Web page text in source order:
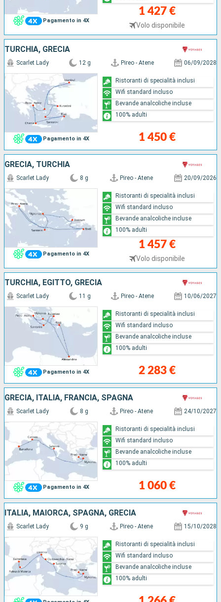
Pagamento in 4X
1 427 €
Volo disponibile
TURCHIA, GRECIA
Pagamento in 4X
Scarlet Lady 12 g Pireo - Atene 06/09/2028
1 450 €
Ristoranti di specialità inclusi
Wifi standard incluso
Bevande analcoliche incluse
100% adulti
GRECIA, TURCHIA
Pagamento in 4X
Scarlet Lady 8 g Pireo - Atene 20/09/2026
1 457 €
Volo disponibile
Ristoranti di specialità inclusi
Wifi standard incluso
Bevande analcoliche incluse
100% adulti
TURCHIA, EGITTO, GRECIA
Pagamento in 4X
Scarlet Lady 11 g Pireo - Atene 10/06/2027
2 283 €
Ristoranti di specialità inclusi
Wifi standard incluso
Bevande analcoliche incluse
100% adulti
GRECIA, ITALIA, FRANCIA, SPAGNA
Pagamento in 4X
Scarlet Lady 8 g Pireo - Atene 24/10/2027
1 060 €
Ristoranti di specialità inclusi
Wifi standard incluso
Bevande analcoliche incluse
100% adulti
ITALIA, MAIORCA, SPAGNA, GRECIA
Scarlet Lady 9 g Pireo - Atene 15/10/2028
Ristoranti di specialità inclusi
Wifi standard incluso
Bevande analcoliche incluse
100% adulti